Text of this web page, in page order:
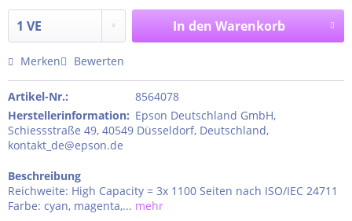
In den Warenkorb
Merken Bewerten
Artikel-Nr.:
8564078
Herstellerinformation: Epson Deutschland GmbH,
Schiessstraße 49, 40549 Düsseldorf, Deutschland,
kontakt_de@epson.de
Beschreibung
Reichweite: High Capacity = 3x 1100 Seiten nach ISO/IEC 24711
Farbe: cyan, magenta,... mehr